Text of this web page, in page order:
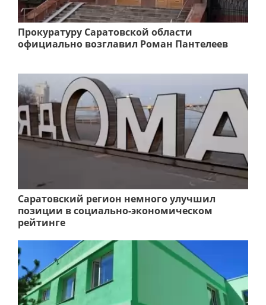
Прокуратуру Саратовской области
официально возглавил Роман Пантелеев
Саратовский регион немного улучшил
позиции в социально-экономическом
рейтинге